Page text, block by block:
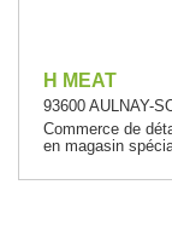
H MEAT
93600 AULNAY-
Commerce de
en magasin